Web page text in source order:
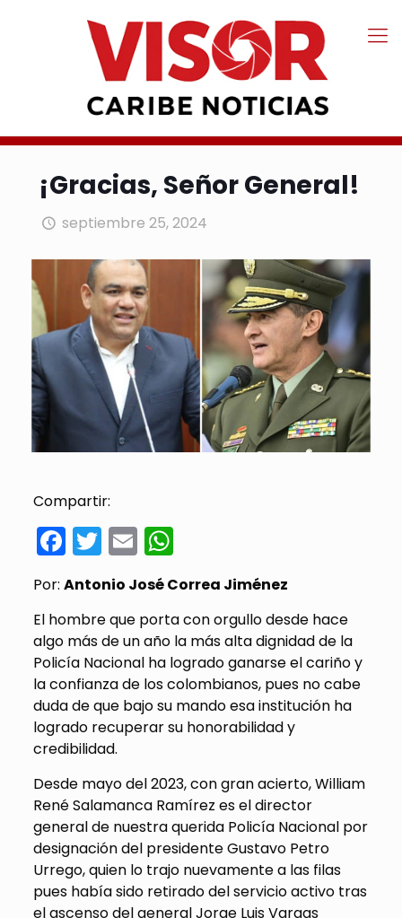
¡Gracias, Señor General!
septiembre 25, 2024
Compartir:
Facebook
Twitter
EmailWhatsApp
Por: Antonio José Correa Jiménez
El hombre que porta con orgullo desde hace
algo más de un año la más alta dignidad de la
Policía Nacional ha logrado ganarse el cariño y
la confianza de los colombianos, pues no cabe
duda de que bajo su mando esa institución ha
logrado recuperar su honorabilidad y
credibilidad.
Desde mayo del 2023, con gran acierto, William
René Salamanca Ramírez es el director
general de nuestra querida Policía Nacional por
designación del presidente Gustavo Petro
Urrego, quien lo trajo nuevamente a las filas
pues había sido retirado del servicio activo tras
el ascenso del general Jorge Luis Vargas